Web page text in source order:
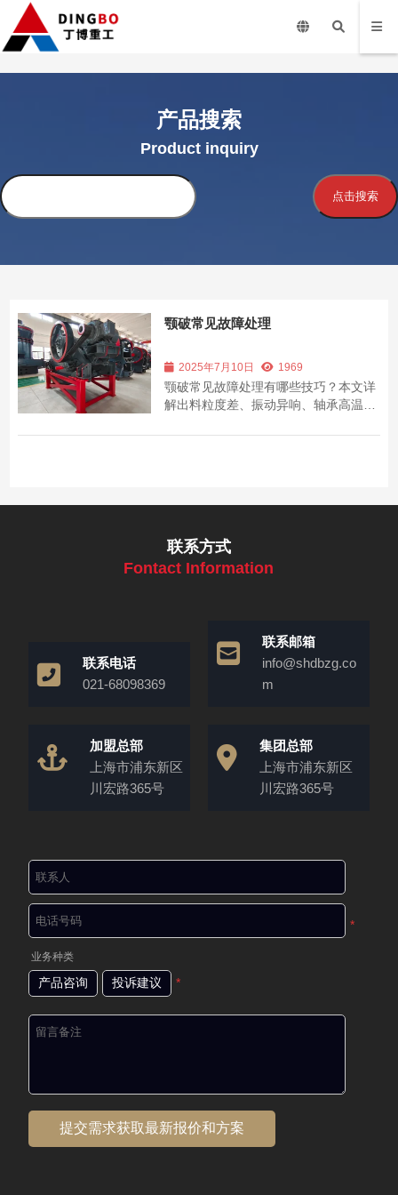
产品搜索
Product inquiry
点击搜索
颚破常见故障处理
2025年7月10日 1969
颚破常见故障处理有哪些技巧？本文详
解出料粒度差、振动异响、轴承高温等
时间！
联系方式
Fontact Information
联系电话
021-68098369
联系邮箱
info@shdbzg.co
m
加盟总部
上海市浦东新区
川宏路365号
集团总部
上海市浦东新区
川宏路365号
*
业务种类
产品咨询 投诉建议 *